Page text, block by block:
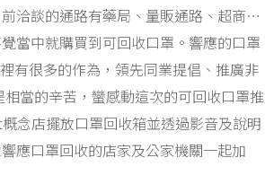
洽談的通路有藥局、量販通路、超商…
當中就購買到可回收口罩。響應的口罩
有很多的作為，領先同業提倡、推廣非
當的辛苦，蠻感動這次的可回收口罩推
念店擺放口罩回收箱並透過影音及說明
應口罩回收的店家及公家機關一起加